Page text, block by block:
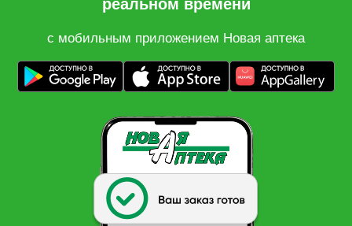
реальном времени
с мобильным приложением Новая аптека